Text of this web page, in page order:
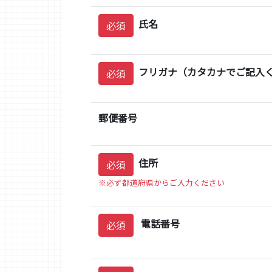
必須 氏名
必須 フリガナ（カタカナでご記入
郵便番号
必須 住所
※必ず都道府県からご入力ください
必須 電話番号